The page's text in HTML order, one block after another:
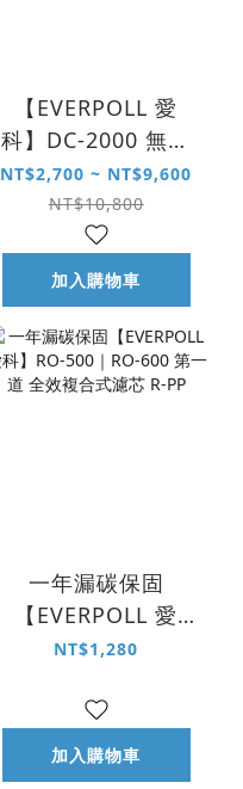
【EVERPOLL 愛
科】DC-2000 無鈉
樹脂軟水濾芯 DC-
2000F
NT$2,700 ~ NT$9,600
NT$10,800
加入購物車
一年漏碳保固
【EVERPOLL 愛
科】RO-500｜RO-
合式濾芯 R-PP
NT$1,280
加入購物車